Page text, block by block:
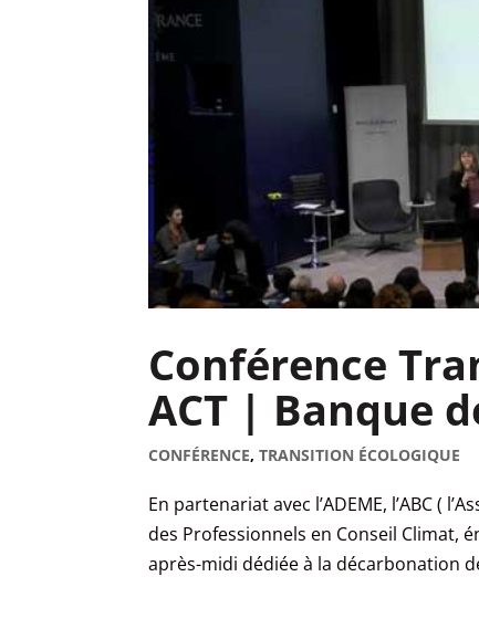
Conférence
ACT | Banque
CONFÉRENCE,TRANSITION ÉCOLOGIQUE
En partenariat avec l’ADEME, l’ABC (
des Professionnels en Conseil Climat,
après-midi dédiée à la décarbonation